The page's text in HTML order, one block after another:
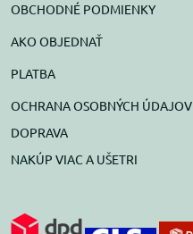
OBCHODNÉ PODMIENKY
AKO OBJEDNAŤ
PLATBA
OCHRANA OSOBNÝCH ÚDAJOV
DOPRAVA
NAKÚP VIAC A UŠETRI